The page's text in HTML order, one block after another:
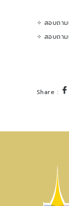
✧ สอบถาม
✧ สอบถาม